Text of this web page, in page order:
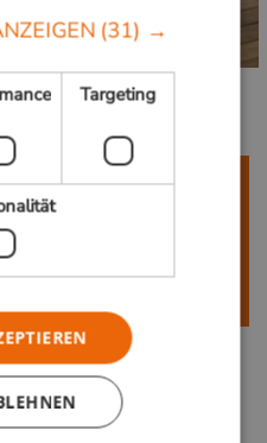
(31) →
Targeting